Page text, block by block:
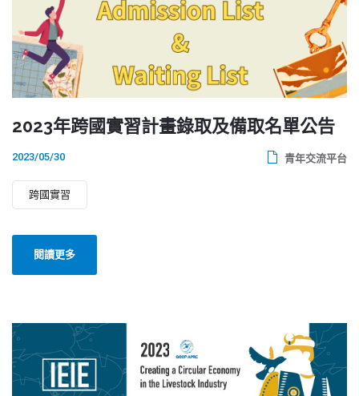
2023年跨國實習計畫錄取及備取名單公告
2023/05/30 青年交流平台
跨國實習
閱讀更多